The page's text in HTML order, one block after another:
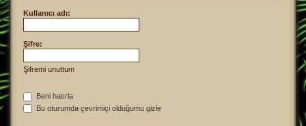
Kullanıcı adı:
Şifre:
Şifremi unuttum
Beni hatırla
Bu oturumda çevrimiçi olduğumu gizle